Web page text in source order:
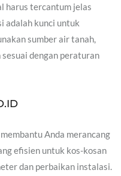
harus tercantum jelas
adalah kunci untuk
sumber air tanah,
dengan peraturan
Anda merancang
efisien untuk kos-kosan
dan perbaikan instalasi.